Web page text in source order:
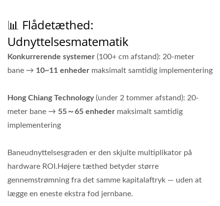
📊 Flådetæthed:
Udnyttelsesmatematik
Konkurrerende systemer (100+ cm afstand): 20-meter
bane → 10~11 enheder maksimalt samtidig implementering
Hong Chiang Technology(under 2 tommer afstand): 20-
meter bane → 55～65 enheder maksimalt samtidig
implementering
Baneudnyttelsesgraden er den skjulte multiplikator på
hardware ROI.Højere tæthed betyder større
gennemstrømning fra det samme kapitalaftryk — uden at
lægge en eneste ekstra fod jernbane.